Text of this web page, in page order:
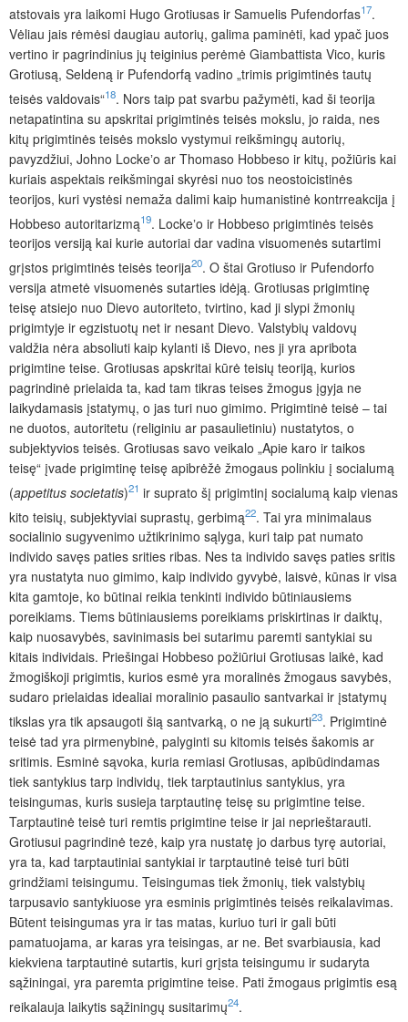
atstovais yra laikomi Hugo Grotiusas ir Samuelis Pufendorfas17.
Vėliau jais rėmėsi daugiau autorių, galima paminėti, kad ypač juos
vertino ir pagrindinius jų teiginius perėmė Giambattista Vico, kuris
Grotiusą, Seldeną ir Pufendorfą vadino „trimis prigimtinės tautų
teisės valdovais“18. Nors taip pat svarbu pažymėti, kad ši teorija
netapatintina su ap­skritai prigimtinės teisės mokslu, jo raida, nes
kitų prigimtinės teisės mokslo vystymui reikšmingų autorių,
pavyzdžiui, Johno Lockeʼo ar Thomaso Hobbeso ir kitų, požiūris kai
kuriais aspektais reikšmingai skyrėsi nuo tos neostoicistinės
teorijos, kuri vystėsi nemaža dalimi kaip humanistinė kontrreakcija į
Hobbeso autoritarizmą19. Lockeʼo ir Hobbeso prigimtinės teisės
teorijos versiją kai kurie autoriai dar vadina visuomenės sutartimi
grįstos prigimtinės teisės teorija20. O štai Grotiuso ir Pufendorfo
versija atmetė visuomenės sutarties idėją. Grotiusas prigimtinę
teisę atsiejo nuo Dievo autoriteto, tvirtino, kad ji slypi žmonių
prigimtyje ir egzistuotų net ir nesant Dievo. Valstybių valdovų
valdžia nėra absoliuti kaip kylanti iš Dievo, nes ji yra apribota
prigimtine teise. Grotiusas apskritai kūrė teisių teoriją, kurios
pagrindinė prielaida ta, kad tam tikras teises žmogus įgyja ne
laikydamasis įstatymų, o jas turi nuo gimimo. Prigimtinė teisė – tai
ne duotos, autoritetu (religiniu ar pasaulietiniu) nustatytos, o
subjektyvios teisės. Grotiusas savo veikalo „Apie karo ir taikos
teisę“ įvade prigimtinę teisę apibrėžė žmogaus polinkiu į socialumą
(appetitus societatis)21 ir suprato šį prigimtinį socialumą kaip vienas
kito teisių, subjektyviai suprastų, gerbimą22. Tai yra minimalaus
socialinio sugyvenimo užtikrinimo sąlyga, kuri taip pat numato
individo savęs paties srities ribas. Nes ta individo savęs paties sritis
yra nustatyta nuo gimimo, kaip individo gyvybė, laisvė, kūnas ir visa
kita gamtoje, ko būtinai reikia tenkinti individo būtiniausiems
poreikiams. Tiems būtiniausiems poreikiams priskirtinas ir daiktų,
kaip nuosavybės, savinimasis bei sutarimu paremti santykiai su
kitais individais. Priešingai Hobbeso požiūriui Grotiusas laikė, kad
žmogiškoji prigimtis, kurios esmė yra moralinės žmogaus savybės,
sudaro prielaidas idealiai moralinio pasaulio santvarkai ir įstatymų
tikslas yra tik apsaugoti šią santvarką, o ne ją sukurti23. Prigimtinė
teisė tad yra pirmenybinė, palyginti su kitomis teisės šakomis ar
sritimis. Esminė sąvoka, kuria remiasi Grotiusas, apibūdindamas
tiek santykius tarp individų, tiek tarptautinius santykius, yra
teisingumas, kuris susieja tarptautinę teisę su prigimtine teise.
Tarptautinė teisė turi remtis prigimtine teise ir jai neprieštarauti.
Grotiusui pagrindinė tezė, kaip yra nustatę jo darbus tyrę autoriai,
yra ta, kad tarptautiniai santykiai ir tarptautinė teisė turi būti
grindžiami teisingumu. Teisingumas tiek žmonių, tiek valstybių
tarpusavio santykiuose yra esminis prigimtinės teisės reikalavimas.
Būtent teisingumas yra ir tas matas, kuriuo turi ir gali būti
pamatuojama, ar karas yra teisingas, ar ne. Bet svarbiausia, kad
kiekviena tarptautinė sutartis, kuri grįsta teisingumu ir sudaryta
sąžiningai, yra paremta prigimtine teise. Pati žmogaus prigimtis esą
reikalauja laikytis sąžiningų susitarimų24.